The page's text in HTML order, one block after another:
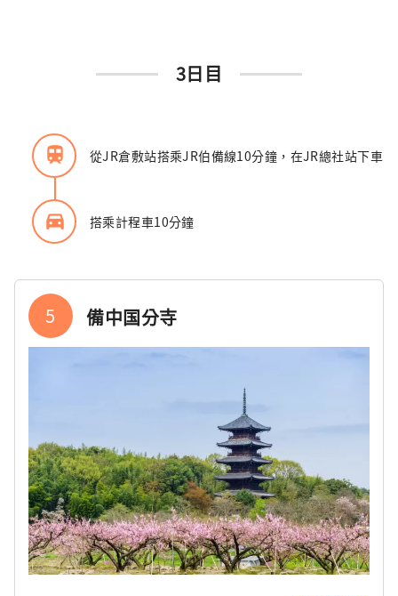
3日目
train 從JR倉敷站搭乘JR伯備線10分鐘，在JR總社站下車
directions_car_filled 搭乘計程車10分鐘
5 備中国分寺